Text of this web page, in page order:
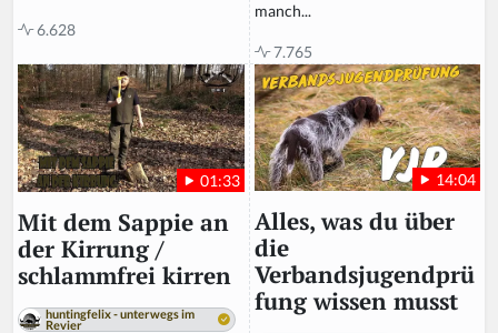
6.628
manch...
7.765
01:33
Mit dem Sappie an
der Kirrung /
schlammfrei kirren
huntingfelix - unterwegs im
Revier
14:04
Alles, was du über
die
Verbandsjugendprü
fung wissen musst